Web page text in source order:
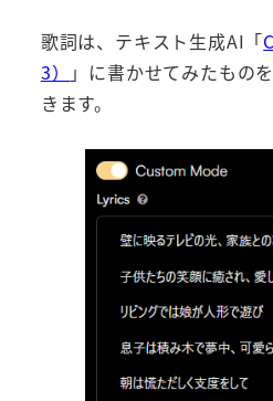
歌詞は、テキスト生成AI「
3）
」に書かせてみたもの
きます。